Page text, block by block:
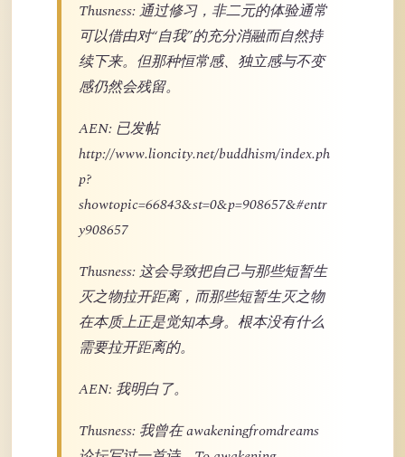
Thusness: 通过修习，非二元的体验通常
可以借由对“自我”的充分消融而自然持
续下来。但那种恒常感、独立感与不变
感仍然会残留。
AEN: 已发帖
http://www.lioncity.net/buddhism/index.ph
p?
showtopic=66843&st=0&p=908657&#entr
y908657
Thusness: 这会导致把自己与那些短暂生
灭之物拉开距离，而那些短暂生灭之物
在本质上正是觉知本身。根本没有什么
需要拉开距离的。
AEN: 我明白了。
Thusness: 我曾在 awakeningfromdreams